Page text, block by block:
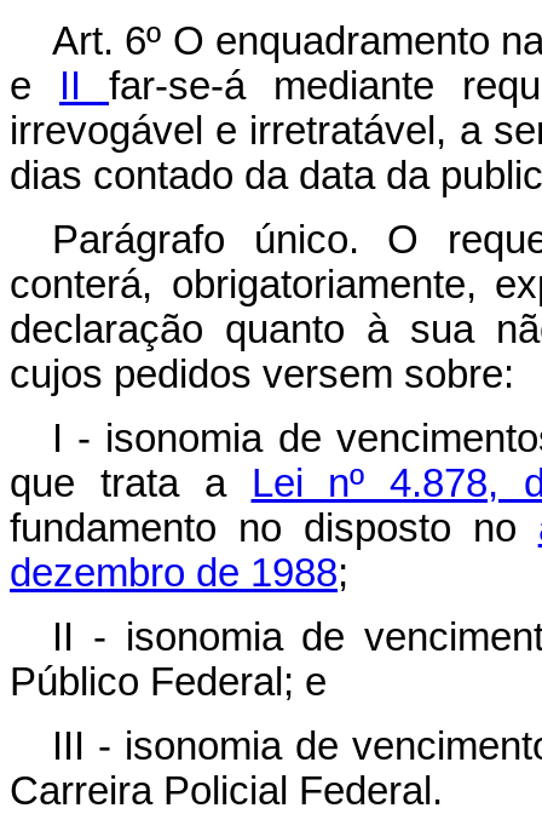
Art. 6º O enquadramento
e II far-se-á mediante
irrevogável e irretratável, a
dias contado da data da
Parágrafo único. O
conterá, obrigatoriamente,
declaração quanto à sua
cujos pedidos versem sobre:
I - isonomia de
que trata a Lei nº 4.878,
fundamento no disposto no
dezembro de 1988;
II - isonomia de
Público Federal; e
III - isonomia de
Carreira Policial Federal.